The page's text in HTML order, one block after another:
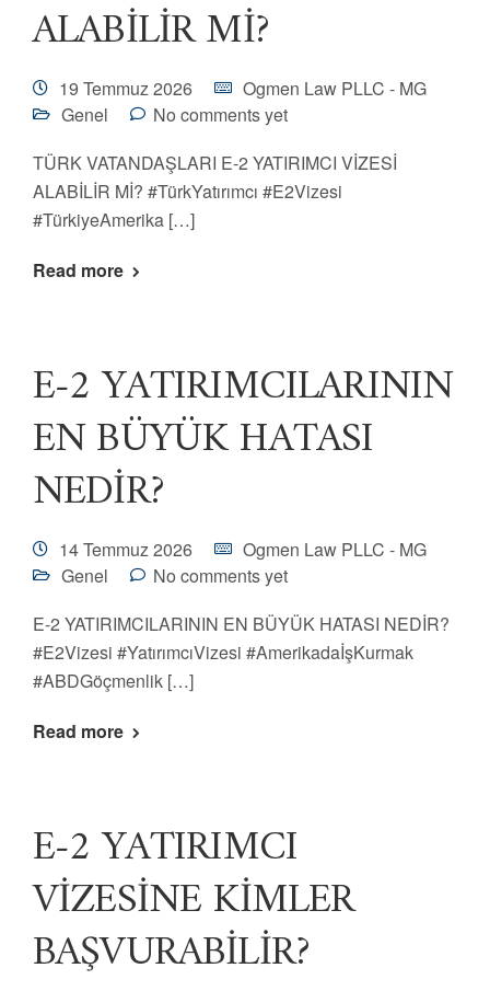
ALABİLİR Mİ?
19 Temmuz 2026
Ogmen Law PLLC - MG
Genel
No comments yet
TÜRK VATANDAŞLARI E-2 YATIRIMCI VİZESİ
ALABİLİR Mİ? #TürkYatırımcı #E2Vizesi
#TürkiyeAmerika […]
Read more
E-2 YATIRIMCILARININ
EN BÜYÜK HATASI
NEDİR?
14 Temmuz 2026
Ogmen Law PLLC - MG
Genel
No comments yet
E-2 YATIRIMCILARININ EN BÜYÜK HATASI NEDİR?
#E2Vizesi #YatırımcıVizesi #AmerikadaİşKurmak
#ABDGöçmenlik […]
Read more
E-2 YATIRIMCI
VİZESİNE KİMLER
BAŞVURABİLİR?